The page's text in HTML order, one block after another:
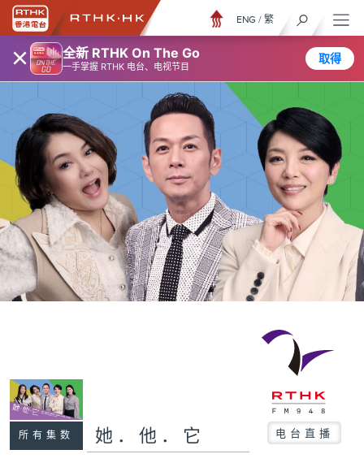
× 全新 RTHK On The Go
一手掌握 RTHK 电台、电视节目
取得
ENG / 繁
所有集数 她．他．它 电台直播